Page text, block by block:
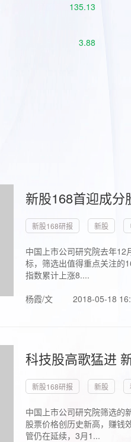
135.13
3.88
新股168首迎成
新股168研报 新股
中国上市公司研究院去年
标，筛选出值得重点关注的
指数累计上涨8....
杨霞/文
2018-05-18
科技股高歌猛进
新股168研报 新股
中国上市公司研究院筛选的
股票价格创历史新高，赚钱
管仍在延续，3月1...